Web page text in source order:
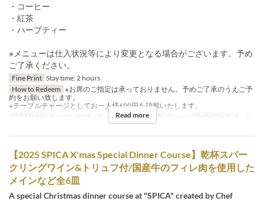
・コーヒー
・紅茶
・ハーブティー
※メニューは仕入状況等により変更となる場合がございます。予め
ご了承ください。
Fine Print Stay time: 2 hours
How to Redeem ※お席のご指定は承っておりません。予めご了承のうえご予
約をお願い致します。
※テーブルチャージとしてお一人様600円を頂戴いたします。
Valid Dates
Dec 20, 2025 ~ Dec 25, 2025 Meals Dinner Order Limit 2 ~ 2
Read more
【2025 SPICA X'mas Special Dinner Course】乾杯スパー
クリングワイン&トリュフ付/国産牛のフィレ肉を使用した
メインなど全6皿
A special Christmas dinner course at "SPICA" created by Chef